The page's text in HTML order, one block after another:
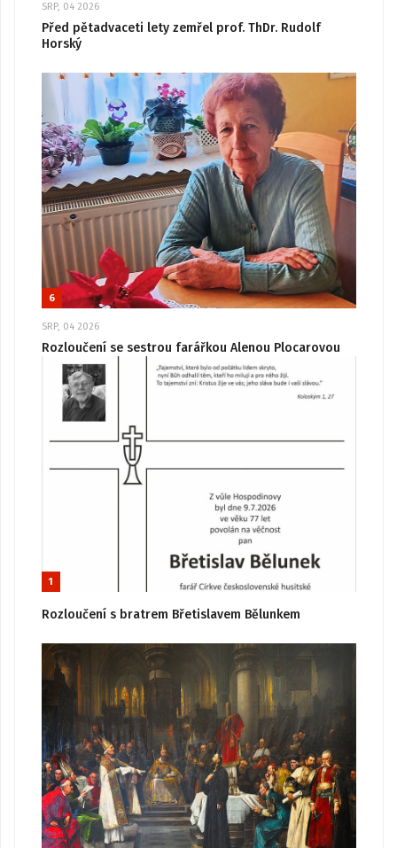
SRP, 04 2026
Před pětadvaceti lety zemřel prof. ThDr. Rudolf
Horský
6
SRP, 04 2026
Rozloučení se sestrou farářkou Alenou Plocarovou
1
Rozloučení s bratrem Břetislavem Bělunkem